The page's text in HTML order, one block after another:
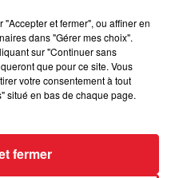
Rhône : les ossements
disparus...
et fermer", ou affiner en
dans "Gérer mes choix".
sur "Continuer sans
que pour ce site. Vous
votre consentement à tout
situé en bas de chaque page.
fermer